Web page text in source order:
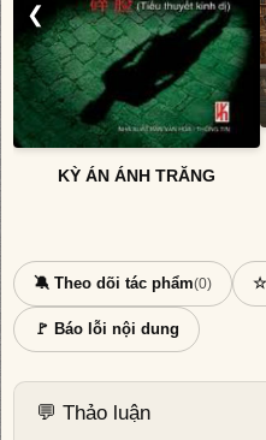
❮
KỲ ÁN ÁNH TRĂNG
🔕 Theo dõi tác phẩm(0) ☆
🚩 Báo lỗi nội dung
💬 Thảo luận